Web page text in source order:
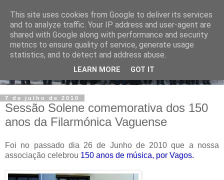
7 de julho de 2010
Sessão Solene comemorativa dos 150
anos da Filarmónica Vaguense
Foi no passado dia 26 de Junho de 2010 que a nossa
associação celebrou 150 anos de música, por Vagos.
This site uses cookies from Google to deliver its services
and to analyze traffic. Your IP address and user-agent are
shared with Google along with performance and security
metrics to ensure quality of service, generate usage
statistics, and to detect and address abuse.
LEARN MORE GOT IT